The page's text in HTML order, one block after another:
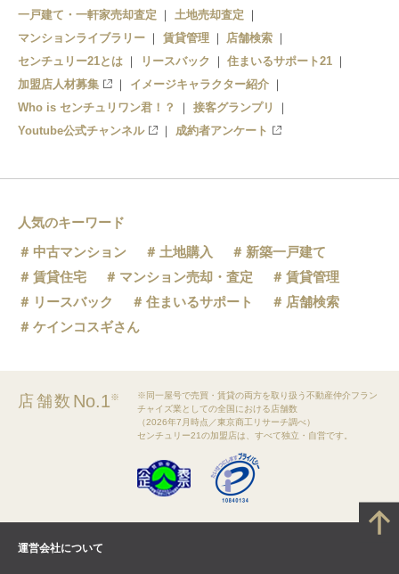
一戸建て・一軒家売却査定
土地売却査定
マンションライブラリー
賃貸管理
店舗検索
センチュリー21とは
リースバック
住まいるサポート21
加盟店人材募集
イメージキャラクター紹介
Who is センチュリワン君！？
接客グランプリ
Youtube公式チャンネル
成約者アンケート
人気のキーワード
中古マンション
土地購入
新築一戸建て
賃貸住宅
マンション売却・査定
賃貸管理
リースバック
住まいるサポート
店舗検索
ケインコスギさん
店舗数 No.1※
※同一屋号で売買・賃貸の両方を取り扱う不動産仲介フラン
チャイズ業としての全国における店舗数
（2026年7月時点／東京商工リサーチ調べ）
センチュリー21の加盟店は、すべて独立・自営です。
運営会社について